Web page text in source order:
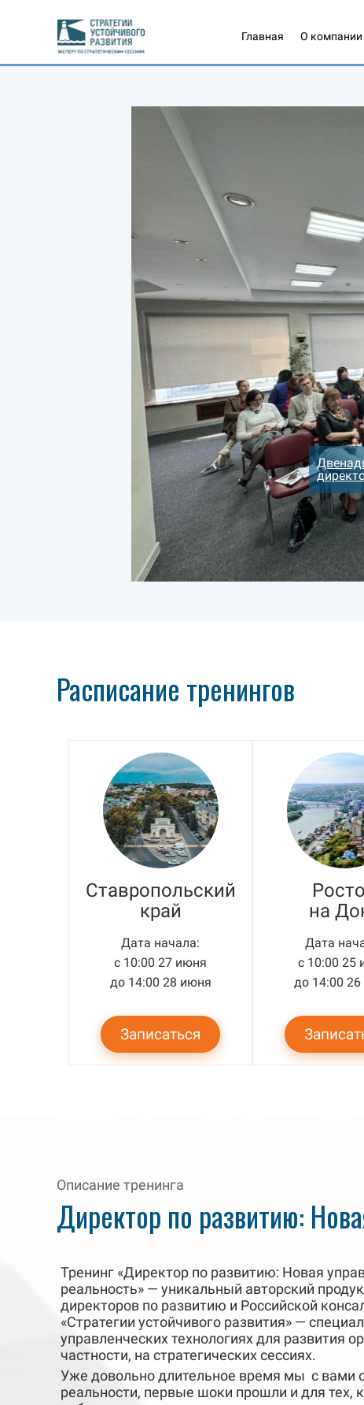
Главная О компании
Расписание тренингов
Ставропольский
край
Дата начала:
с 10:00 27 июня
до 14:00 28 июня
Записаться
на
Дата
с 10:00 25
до 14:00
Описание тренинга
Директор по развитию:
Тренинг «Директор по развитию: Новая
реальность» — уникальный авторский
директоров по развитию и Российской
«Стратегии устойчивого развития» —
управленческих технологиях для развития
частности, на стратегических сессиях.
Уже довольно длительное время мы с вами
реальности, первые шоки прошли и для тех,